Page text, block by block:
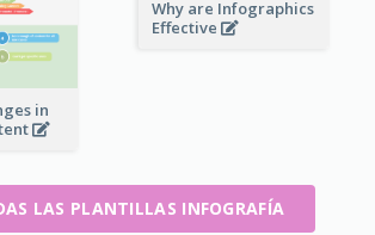
Why are Infographics
Effective
in
LAS PLANTILLAS INFOGRAFÍA